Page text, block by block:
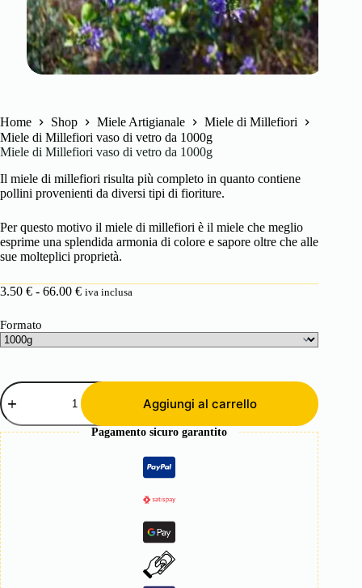
Home Shop Miele Artigianale
Miele di Millefiori
Miele di Millefiori vaso di vetro da 1000g
Miele di Millefiori vaso di vetro da 1000g
Il miele di millefiori risulta più completo in quanto contiene
pollini provenienti da diversi tipi di fioriture.
Per questo motivo il miele di millefiori è il miele che meglio
esprime una splendida armonia di colore e sapore oltre che alle
sue molteplici proprietà.
3.50 € - 66.00 €Fascia
da
3.50 €
iva inclusa
Formato
Miele
di
Millefiori
vaso
di
vetro
da
1000g
quantità
Aggiungi al carrello
Pagamento sicuro garantito